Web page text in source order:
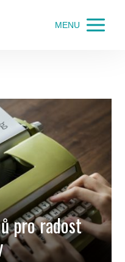
MENU
pro radost